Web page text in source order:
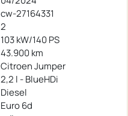
cw-27164331
2
103 kW/140 PS
43.900 km
Citroen Jumper
2,2 l - BlueHDi
Diesel
Euro 6d